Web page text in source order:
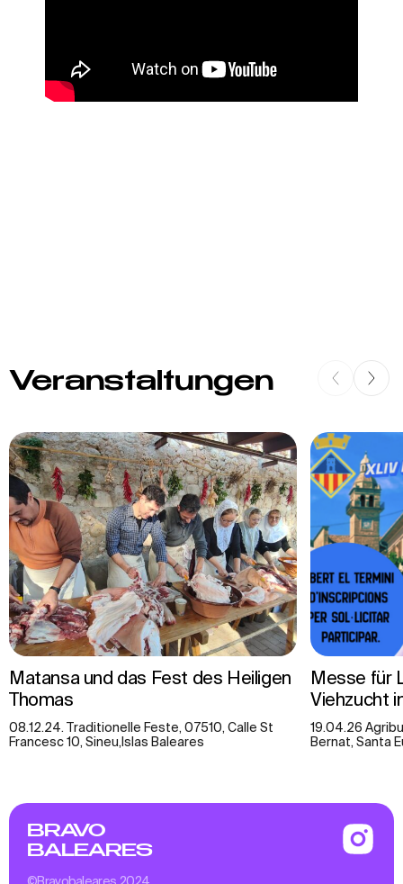
Veranstaltungen
Matansa und das Fest des Heiligen
Thomas
08.12.24. Traditionelle Feste, 07510, Calle St
Francesc 10, Sineu,Islas Baleares
Messe für
Viehzucht
19.04.26
Bernat, Santa
BRAVO
BALEARES